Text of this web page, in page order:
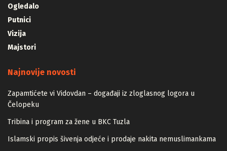
Ogledalo
Putnici
Vizija
Majstori
Najnovije novosti
Zapamtićete vi Vidovdan – događaji iz zloglasnog logora u
Čelopeku
Tribina i program za žene u BKC Tuzla
Islamski propis šivenja odjeće i prodaje nakita nemuslimankama